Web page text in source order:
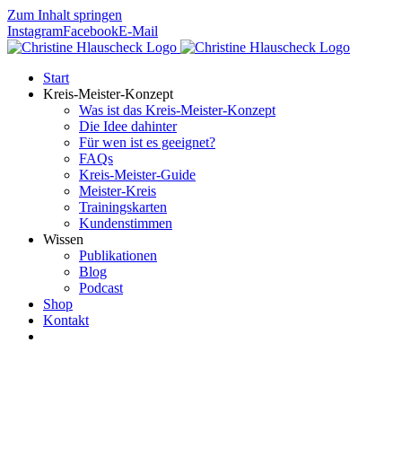
Zum Inhalt springen
InstagramFacebookE-Mail
Start
Kreis-Meister-Konzept
Was ist das Kreis-Meister-Konzept
Die Idee dahinter
Für wen ist es geeignet?
FAQs
Kreis-Meister-Guide
Meister-Kreis
Trainingskarten
Kundenstimmen
Wissen
Publikationen
Blog
Podcast
Shop
Kontakt